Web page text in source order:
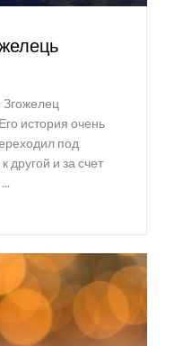
история очень
под
другой и за счет